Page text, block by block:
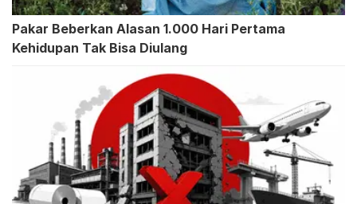
Pakar Beberkan Alasan 1.000 Hari Pertama
Kehidupan Tak Bisa Diulang